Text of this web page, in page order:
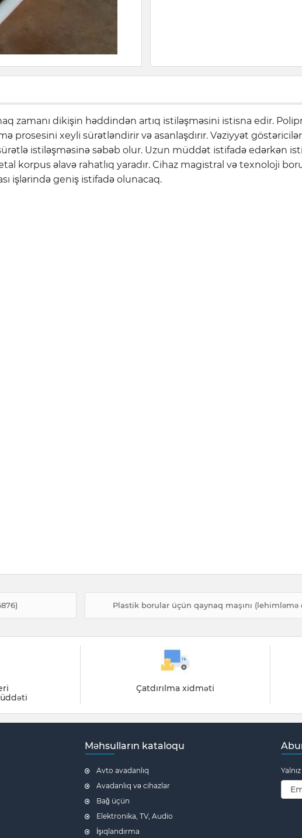
zamanı dikişin həddindən artıq istiləşməsini istisna edir.
prosesini xeyli sürətləndirir və asanlaşdırır. Vəziyyət
sürətlə istiləşməsinə səbəb olur. Uzun müddət istifadə edərkən
korpus əlavə rahatlıq yaradır. Cihaz magistral və texnoloji
işlərində geniş istifadə olunacaq.
Plastik borular üçün qaynaq maşını (lehimləmə
Çatdırılma xidməti
Məhsulların kataloqu
Avto avadanlıq
Avadanlıq və cihazlar
Bağ üçün
Elektronika, TV, Audio
İşıqlandırma